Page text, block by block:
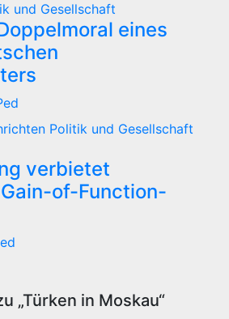
und Gesellschaft
eines
Politik und Gesellschaft
verbietet
of-Function-
„Türken in Moskau“